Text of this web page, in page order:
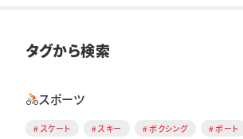
タグから検索
スポーツ
スケート スキー ボクシング ボート